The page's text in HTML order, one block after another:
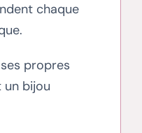
chaque
propres
bijou